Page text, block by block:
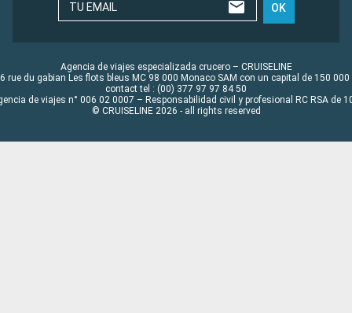
TU EMAIL OK
Agencia de viajes especializada crucero – CRUISELINE
rue du gabian Les flots bleus MC 98 000 Monaco SAM con un capital de 150 000
contact tel : (00) 377 97 97 84 50
de viajes n° 006 02 0007 – Responsabilidad civil y profesional RC RSA de
© CRUISELINE 2026 - all rights reserved